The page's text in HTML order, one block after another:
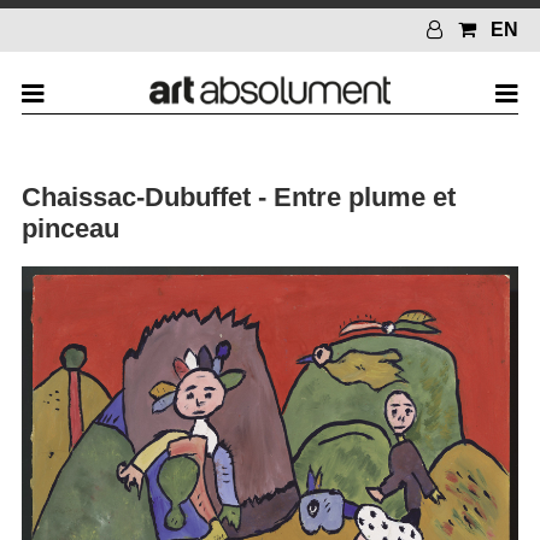
EN
Chaissac-Dubuffet - Entre plume et
pinceau